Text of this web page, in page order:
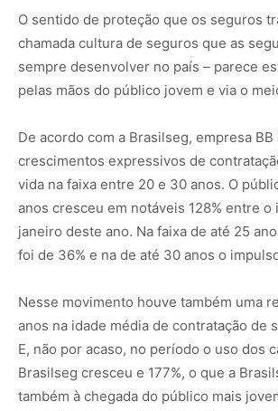
O sentido de proteção que os seguros
chamada cultura de seguros que as
sempre desenvolver no país – parece
pelas mãos do público jovem e via o
De acordo com a Brasilseg, empresa
crescimentos expressivos de
vida na faixa entre 20 e 30 anos. O
anos cresceu em notáveis 128% entre o
janeiro deste ano. Na faixa de até 25
foi de 36% e na de até 30 anos o
Nesse movimento houve também uma
anos na idade média de contratação de
E, não por acaso, no período o uso dos
Brasilseg cresceu e 177%, o que a
também à chegada do público mais